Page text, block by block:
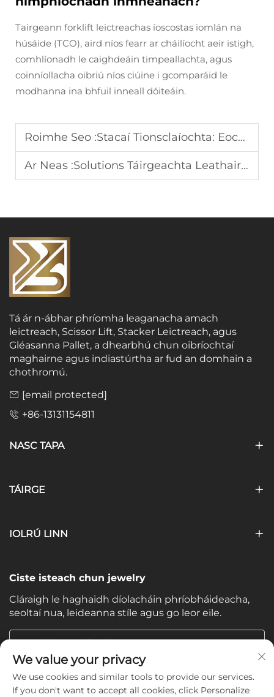
Tairgeann forklift leictreachas íoscostas iomlán na
húsáide (TCO), aird níos fearr ar cháilíocht aeir istigh,
comhlíonadh le caighdeáin timpeallachta, agus
coinníollacha oibriú níos ciúine i gcomparáid le
modhanna ina bhfuil inneall dóiteáin.
Roimhe Seo :Stacaí Tionsclaíochta: Eochair le Bainistíocht Inneachair
Ar Neas :Solutions Táirgeachta Leathair Ghluaiseachta Leictreacha do Chainníocht Soláthair
Tá ár n-ábhar phríomha leaganacha amach
leictreach, Scissor Lift, Stacker Leictreach, agus
Gléasanna Pallet, a dhearbhú chun oibríochtaí
maghairne agus indiastúrtha ar fud an domhain a
chothromú.
[email protected]
+86-13131154811
NASC TAPA
TÁIRGE
IOLRÚ LINN
Ciste isteach chun jewelry
Cláraigh le haghaidh díolacháin phríobháideacha,
seoltaí nua, leideanna stíle agus go leor eile.
Ríomhthascáil fheidhmí
Subscribe
We value your privacy
We use cookies and similar tools to provide our services.
If you don't want to accept all cookies, click Personalize